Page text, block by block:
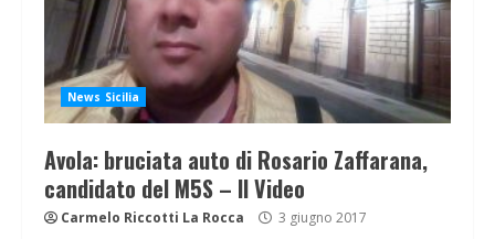
News Sicilia
Avola: bruciata auto di Rosario Zaffarana,
candidato del M5S – Il Video
Carmelo Riccotti La Rocca 3 giugno 2017